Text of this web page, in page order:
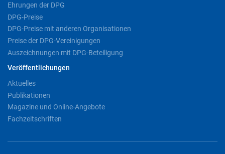
Ehrungen der DPG
DPG-Preise
DPG-Preise mit anderen Organisationen
Preise der DPG-Vereinigungen
Auszeichnungen mit DPG-Beteiligung
Veröffentlichungen
Aktuelles
Publikationen
Magazine und Online-Angebote
Fachzeitschriften